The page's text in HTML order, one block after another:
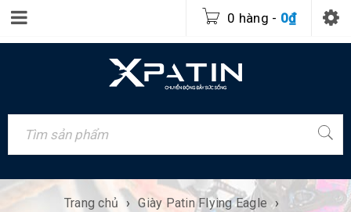
0 hàng - 0₫
Trang chủ › Giày Patin Flying Eagle
›